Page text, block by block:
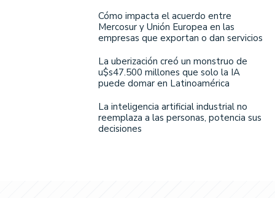
Cómo impacta el acuerdo entre
Mercosur y Unión Europea en las
empresas que exportan o dan servicios
La uberización creó un monstruo de
u$s47.500 millones que solo la IA
puede domar en Latinoamérica
La inteligencia artificial industrial no
reemplaza a las personas, potencia sus
decisiones